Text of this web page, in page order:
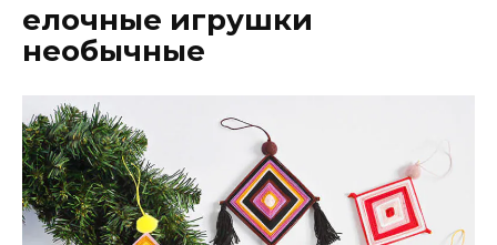
елочные игрушки
необычные